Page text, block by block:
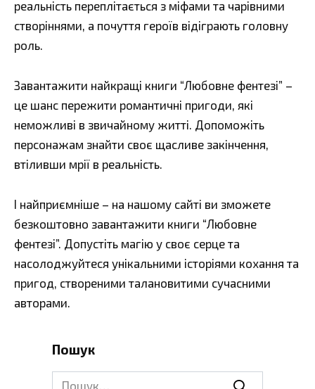
реальність переплітається з міфами та чарівними
створіннями, а почуття героїв відіграють головну
роль.
Завантажити найкращі книги “Любовне фентезі” –
це шанс пережити романтичні пригоди, які
неможливі в звичайному житті. Допоможіть
персонажам знайти своє щасливе закінчення,
втіливши мрії в реальність.
І найприємніше – на нашому сайті ви зможете
безкоштовно завантажити книги “Любовне
фентезі”. Допустіть магію у своє серце та
насолоджуйтеся унікальними історіями кохання та
пригод, створеними талановитими сучасними
авторами.
Пошук
Search